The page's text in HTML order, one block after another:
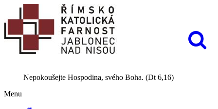
Nepokoušejte Hospodina, svého Boha. (Dt 6,16)
Menu